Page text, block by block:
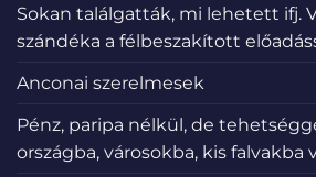
Sokan találgatták, mi lehetett ifj.
szándéka a félbeszakított
Anconai szerelmesek
Pénz, paripa nélkül, de
országba, városokba, kis falvakba